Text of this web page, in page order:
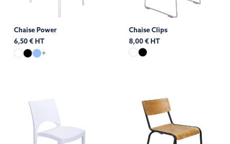
Chaise Power
6,50 € HT
+
Chaise Clips
8,00 € HT